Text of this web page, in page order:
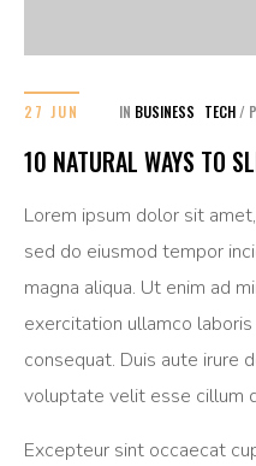
27 JUN IN BUSINESS TECH /
10 NATURAL WAYS TO
Lorem ipsum dolor sit
sed do eiusmod tempor
magna aliqua. Ut enim ad
exercitation ullamco
consequat. Duis aute irure
voluptate velit esse cillum
Excepteur sint occaecat